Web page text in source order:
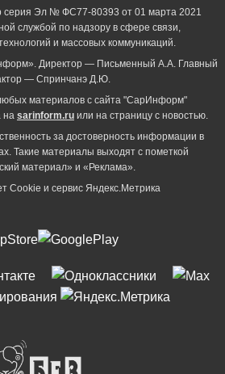
серия Эл № ФС77-80393 от 01 марта 2021
службой по надзору в сфере связи,
и массовых коммуникаций.
Директор — Письменный А.А. Главный
— Спринчанэ Д.Ю.
материалов с сайта "СарИнформ"
на sarinform.ru или на страницу с новостью.
за достоверность информации в
Такие материалы выходят с пометкой
материал» и «Реклама».
Cookie и сервиc Яндекс.Метрика